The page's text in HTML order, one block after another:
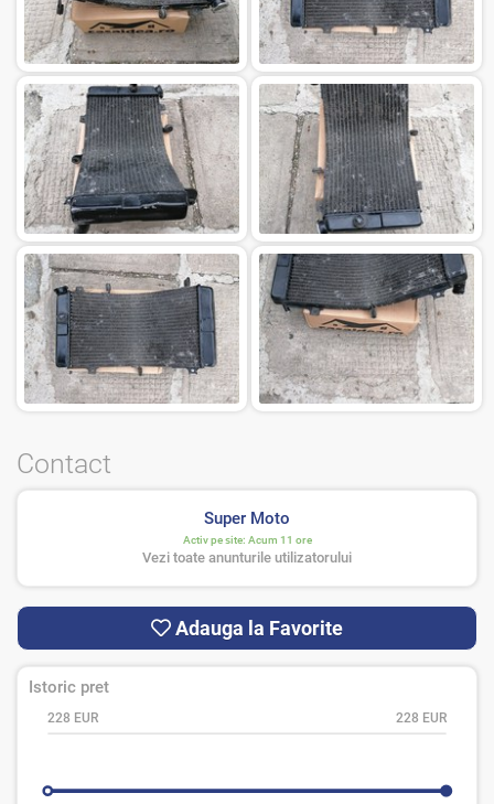
Contact
Super Moto
Activ pe site: Acum 11 ore
Vezi toate anunturile utilizatorului
Adauga la Favorite
Istoric pret
228 EUR 228 EUR